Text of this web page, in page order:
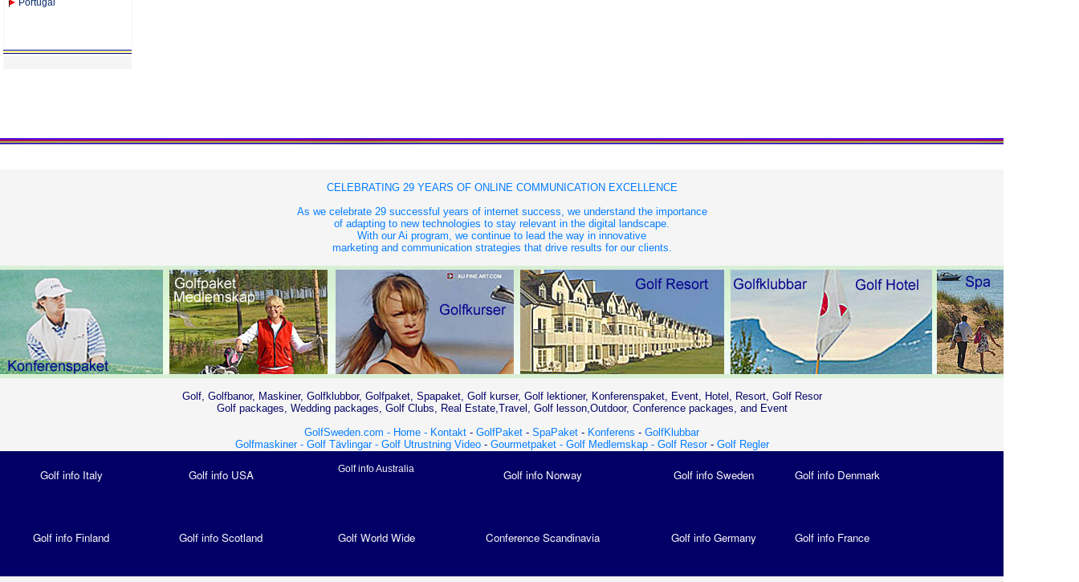
Portugal
CELEBRATING 29 YEARS OF ONLINE COMMUNICATION EXCELLENCE
As we celebrate 29 successful years of internet success, we understand the importance
of adapting to new technologies to stay relevant in the digital landscape.
With our Ai program, we continue to lead the way in innovative
marketing and communication strategies that drive results for our clients.
Golf, Golfbanor, Maskiner, Golfklubbor, Golfpaket, Spapaket, Golf kurser, Golf lektioner, Konferenspaket, Event, Hotel, Resort, Golf Resor
Golf packages, Wedding packages, Golf Clubs, Real Estate,Travel, Golf lesson,Outdoor, Conference packages, and Event
GolfSweden.com - Home - Kontakt - GolfPaket - SpaPaket - Konferens - GolfKlubbar
Golfmaskiner - Golf Tävlingar - Golf Utrustning Video - Gourmetpaket - Golf Medlemskap - Golf Resor- Golf Regler
Golf info Italy Golf info USA Golf info Australia Golf info Norway Golf info Sweden Golf info Denmark
Golf info Finland Golf info Scotland Golf World Wide Conference Scandinavia Golf info Germany Golf info France